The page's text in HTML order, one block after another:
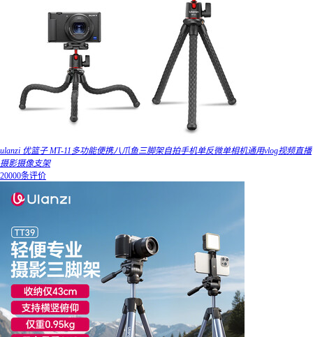
ulanzi 优篮子 MT-11多功能便携八爪鱼三脚架自拍手机单反微单相机通用vlog视频直播
摄影摄像支架
20000条评价